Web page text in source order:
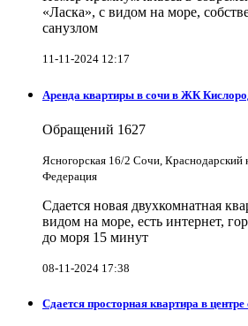
«Ласка», с видом на море,
санузлом
11-11-2024 12:17
Аренда квартиры в сочи в ЖК
Обращений 1627
Ясногорская 16/2 Сочи, Краснодарский
Федерация
Сдается новая двухкомнатная
видом на море, есть интернет,
до моря 15 минут
08-11-2024 17:38
Сдается просторная квартира в